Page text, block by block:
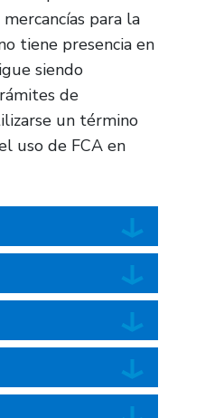
para la
tiene presencia en
siendo
de
un término
uso de FCA en